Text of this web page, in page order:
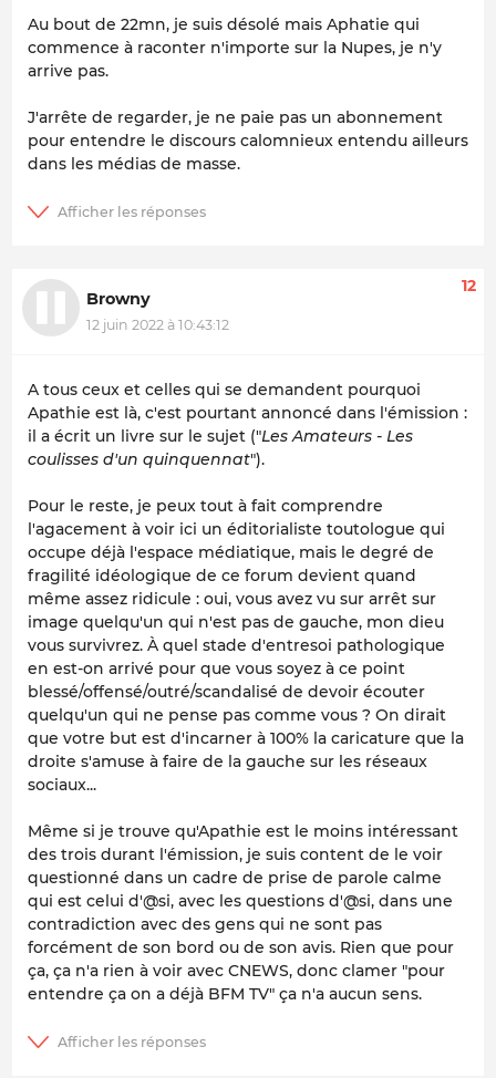
Au bout de 22mn, je suis désolé mais Aphatie qui
commence à raconter n'importe sur la Nupes, je n'y
arrive pas.
J'arrête de regarder, je ne paie pas un abonnement
pour entendre le discours calomnieux entendu ailleurs
dans les médias de masse.
Browny
12 juin 2022 à 10:43:12
12
A tous ceux et celles qui se demandent pourquoi
Apathie est là, c'est pourtant annoncé dans l'émission :
il a écrit un livre sur le sujet ("Les Amateurs - Les
coulisses d'un quinquennat").
Pour le reste, je peux tout à fait comprendre
l'agacement à voir ici un éditorialiste toutologue qui
occupe déjà l'espace médiatique, mais le degré de
fragilité idéologique de ce forum devient quand
même assez ridicule : oui, vous avez vu sur arrêt sur
image quelqu'un qui n'est pas de gauche, mon dieu
vous survivrez. À quel stade d'entresoi pathologique
en est-on arrivé pour que vous soyez à ce point
blessé/offensé/outré/scandalisé de devoir écouter
quelqu'un qui ne pense pas comme vous ? On dirait
que votre but est d'incarner à 100% la caricature que la
droite s'amuse à faire de la gauche sur les réseaux
sociaux...
Même si je trouve qu'Apathie est le moins intéressant
des trois durant l'émission, je suis content de le voir
questionné dans un cadre de prise de parole calme
qui est celui d'@si, avec les questions d'@si, dans une
contradiction avec des gens qui ne sont pas
forcément de son bord ou de son avis. Rien que pour
ça, ça n'a rien à voir avec CNEWS, donc clamer "pour
entendre ça on a déjà BFM TV" ça n'a aucun sens.